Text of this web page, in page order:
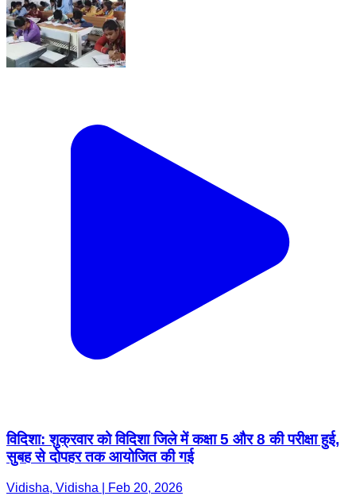
विदिशा: शुक्रवार को विदिशा जिले में कक्षा 5 और 8 की परीक्षा हुई,
सुबह से दोपहर तक आयोजित की गई
Vidisha, Vidisha | Feb 20, 2026